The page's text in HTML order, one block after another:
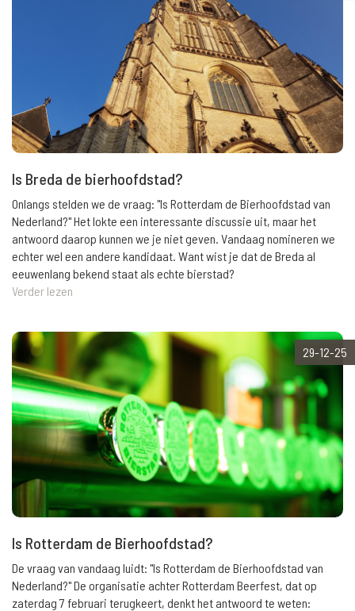
Is Breda de bierhoofdstad?
Onlangs stelden we de vraag: "Is Rotterdam de Bierhoofdstad van
Nederland?" Het lokte een interessante discussie uit, maar het
antwoord daarop kunnen we je niet geven. Vandaag nomineren we
echter wel een andere kandidaat. Want wist je dat de Breda al
eeuwenlang bekend staat als echte bierstad?
Verder lezen
29-12-25
Is Rotterdam de Bierhoofdstad?
De vraag van vandaag luidt: "Is Rotterdam de Bierhoofdstad van
Nederland?" De organisatie achter Rotterdam Beerfest, dat op
zaterdag 7 februari terugkeert, denkt het antwoord te weten: